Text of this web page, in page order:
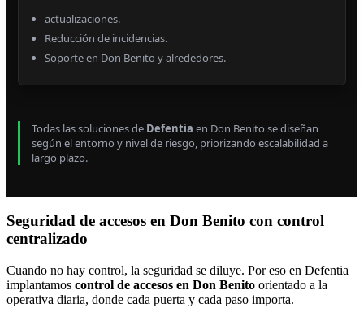
actualizaciones.
Reducción de incidencias.
Soporte en Don Benito y alrededores.
Todas las soluciones de Defentia en Don Benito se diseñan
según el entorno y nivel de riesgo, priorizando escalabilidad a
largo plazo.
Seguridad de accesos en Don Benito con control
centralizado
Cuando no hay control, la seguridad se diluye. Por eso en Defentia
implantamos control de accesos en Don Benito orientado a la
operativa diaria, donde cada puerta y cada paso importa.